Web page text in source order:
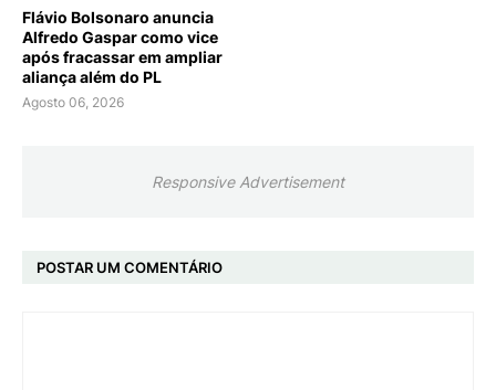
Flávio Bolsonaro anuncia
Alfredo Gaspar como vice
após fracassar em ampliar
aliança além do PL
Agosto 06, 2026
Responsive Advertisement
POSTAR UM COMENTÁRIO